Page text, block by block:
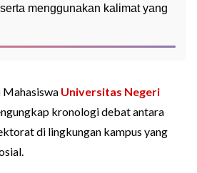
menggunakan kalimat yang
Mahasiswa Universitas Negeri
kronologi debat antara
di lingkungan kampus yang